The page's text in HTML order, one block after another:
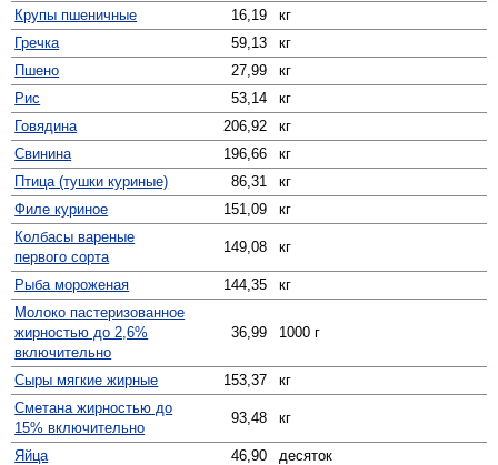
Крупы пшеничные
16,19
кг
Гречка
59,13
кг
Пшено
27,99
кг
Рис
53,14
кг
Говядина
206,92
кг
Свинина
196,66
кг
Птица (тушки куриные)
86,31
кг
Филе куриное
151,09
кг
Колбасы вареные
первого сорта
149,08 кг
Рыба мороженая 144,35
кг
Молоко пастеризованное
жирностью до 2,6%
включительно
36,99 1000 г
Сыры мягкие жирные 153,37
кг
Сметана жирностью до
15% включительно
93,48 кг
Яйца 46,90
десяток